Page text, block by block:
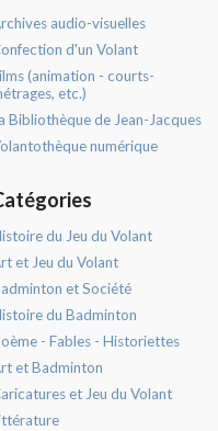
audio-visuelles
d'un Volant
(animation - courts-
etc.)
Bibliothèque de Jean-Jacques
numérique
du Jeu du Volant
et Jeu du Volant
et Société
du Badminton
- Fables - Historiettes
et Badminton
et Jeu du Volant